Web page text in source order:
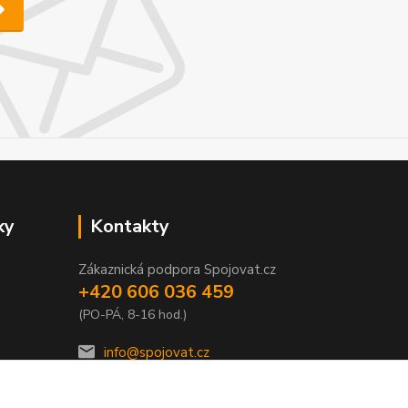
Kontakty
Zákaznická podpora Spojovat.cz
+420 606 036 459
(PO-PÁ, 8-16 hod.)
info@spojovat.cz